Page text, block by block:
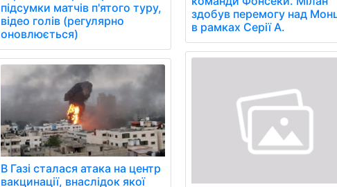
підсумки матчів п'ятого туру,
відео голів (регулярно
оновлюється)
В Газі сталася атака на центр
вакцинації, внаслідок якої
здобув перемогу над
в рамках Серії А.